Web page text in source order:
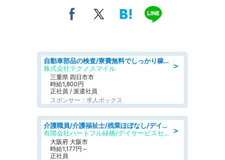
＞
自動車部品の検査/寮費無料でしっかり稼げる denso aichi
株式会社テクノスマイル
三重県 四日市市
時給1,800円
正社員 / 派遣社員
スポンサー：求人ボックス
＞
介護職員/介護福祉士/残業ほぼなし/デイサービスの介護職/日勤のみ
有限会社ハートフル緑橋/デイサービスセンター ハートフル東成
大阪府 大阪市
時給1,177円～
正社員